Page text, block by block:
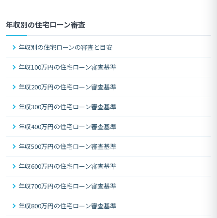
年収別の住宅ローン審査
年収別の住宅ローンの審査と目安
年収100万円の住宅ローン審査基準
年収200万円の住宅ローン審査基準
年収300万円の住宅ローン審査基準
年収400万円の住宅ローン審査基準
年収500万円の住宅ローン審査基準
年収600万円の住宅ローン審査基準
年収700万円の住宅ローン審査基準
年収800万円の住宅ローン審査基準